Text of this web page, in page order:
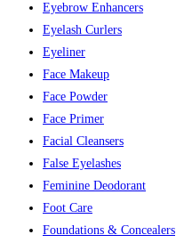
Eyebrow Enhancers
Eyelash Curlers
Eyeliner
Face Makeup
Face Powder
Face Primer
Facial Cleansers
False Eyelashes
Feminine Deodorant
Foot Care
Foundations & Concealers